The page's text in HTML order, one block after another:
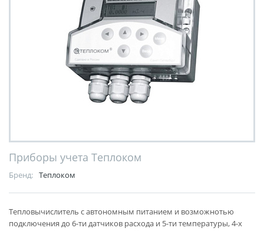
Приборы учета Теплоком
Бренд: Теплоком
Тепловычислитель с автономным питанием и возможнотью
подключения до 6-ти датчиков расхода и 5-ти температуры, 4-х